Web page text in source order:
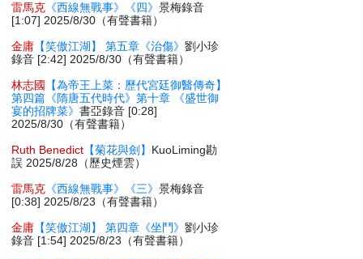
雷馬克 《西線無戰事》《四》景梅錄音
[1:07] 2025/8/30（有聲書籍）
金庸 【笑傲江湖】 第五章《治傷》劉小珍
錄音 [2:42] 2025/8/30（有聲書籍）
林志國
【為帝王上菜：歷代宮廷御醫傳奇】
第四篇《隋唐五代時代》第十章 《盛世御
宴的招牌菜》書亞錄音 [0:28]
2025/8/30（有聲書籍）
Ruth Benedict 【菊花與劍】 KuoLiming勘
誤 2025/8/28（歷史煙雲）
雷馬克 《西線無戰事》《三》景梅錄音
[0:38] 2025/8/23（有聲書籍）
金庸 【笑傲江湖】 第四章《坐鬥》劉小珍
錄音 [1:54] 2025/8/23（有聲書籍）